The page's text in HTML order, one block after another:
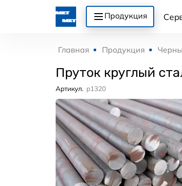
Продукция
Главная Продукция
Пруток круглый
Артикул. p1320